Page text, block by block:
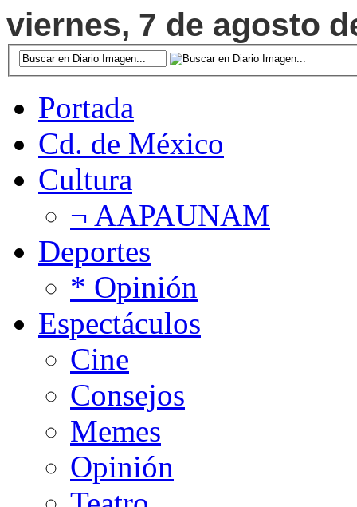
viernes, 7 de agosto
Portada
Cd. de México
Cultura
¬ AAPAUNAM
Deportes
* Opinión
Espectáculos
Cine
Consejos
Memes
Opinión